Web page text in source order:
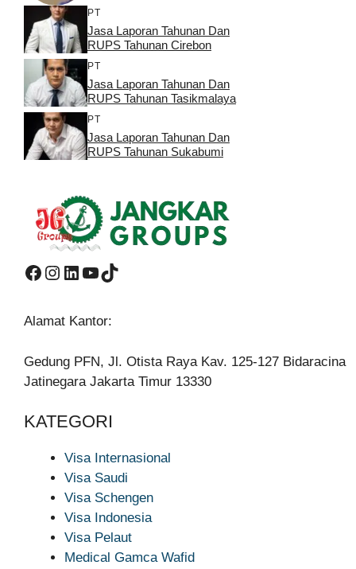
PT
Jasa Laporan Tahunan Dan
RUPS Tahunan Cirebon
PT
Jasa Laporan Tahunan Dan
RUPS Tahunan Tasikmalaya
PT
Jasa Laporan Tahunan Dan
RUPS Tahunan Sukabumi
Facebook
Instagram
LinkedIn
YouTube
TikTok
Alamat Kantor:
Gedung PFN, Jl. Otista Raya Kav. 125-127 Bidaracina
Jatinegara Jakarta Timur 13330
KATEGORI
Visa Internasional
Visa Saudi
Visa Schengen
Visa Indonesia
Visa Pelaut
Medical Gamca Wafid